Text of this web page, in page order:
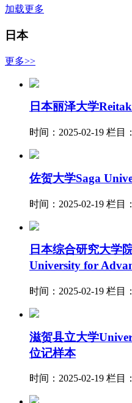
加载更多
日本
更多>>
日本丽泽大学
时间：2025-02-19 栏目：
佐贺大学Saga
时间：2025-02-19 栏目：
日本综合研究大学
University for
时间：2025-02-19 栏目：
滋贺县立大学
位记样本
时间：2025-02-19 栏目：